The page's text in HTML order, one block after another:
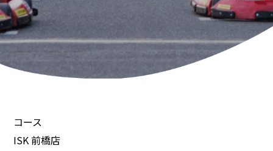
コース
ISK 前橋店